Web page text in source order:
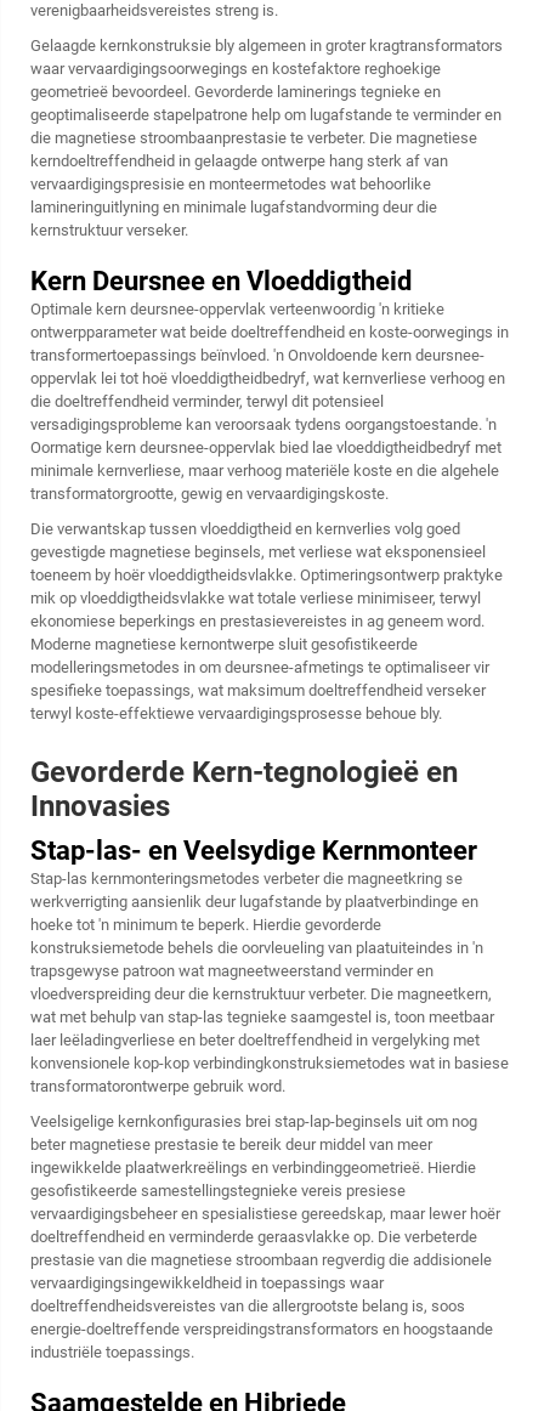
verenigbaarheidsvereistes streng is.
Gelaagde kernkonstruksie bly algemeen in groter kragtransformators
waar vervaardigingsoorwegings en kostefaktore reghoekige
geometrieë bevoordeel. Gevorderde laminerings tegnieke en
geoptimaliseerde stapelpatrone help om lugafstande te verminder en
die magnetiese stroombaanprestasie te verbeter. Die magnetiese
kerndoeltreffendheid in gelaagde ontwerpe hang sterk af van
vervaardigingspresisie en monteermetodes wat behoorlike
lamineringuitlyning en minimale lugafstandvorming deur die
kernstruktuur verseker.
Kern Deursnee en Vloeddigtheid
Optimale kern deursnee-oppervlak verteenwoordig 'n kritieke
ontwerpparameter wat beide doeltreffendheid en koste-oorwegings in
transformertoepassings beïnvloed. 'n Onvoldoende kern deursnee-
oppervlak lei tot hoë vloeddigtheidbedryf, wat kernverliese verhoog en
die doeltreffendheid verminder, terwyl dit potensieel
versadigingsprobleme kan veroorsaak tydens oorgangstoestande. 'n
Oormatige kern deursnee-oppervlak bied lae vloeddigtheidbedryf met
minimale kernverliese, maar verhoog materiële koste en die algehele
transformatorgrootte, gewig en vervaardigingskoste.
Die verwantskap tussen vloeddigtheid en kernverlies volg goed
gevestigde magnetiese beginsels, met verliese wat eksponensieel
toeneem by hoër vloeddigtheidsvlakke. Optimeringsontwerp praktyke
mik op vloeddigtheidsvlakke wat totale verliese minimiseer, terwyl
ekonomiese beperkings en prestasievereistes in ag geneem word.
Moderne magnetiese kernontwerpe sluit gesofistikeerde
modelleringsmetodes in om deursnee-afmetings te optimaliseer vir
spesifieke toepassings, wat maksimum doeltreffendheid verseker
terwyl koste-effektiewe vervaardigingsprosesse behoue bly.
Gevorderde Kern-tegnologieë en
Innovasies
Stap-las- en Veelsydige Kernmonteer
Stap-las kernmonteringsmetodes verbeter die magneetkring se
werkverrigting aansienlik deur lugafstande by plaatverbindinge en
hoeke tot 'n minimum te beperk. Hierdie gevorderde
konstruksiemetode behels die oorvleueling van plaatuiteindes in 'n
trapsgewyse patroon wat magneetweerstand verminder en
vloedverspreiding deur die kernstruktuur verbeter. Die magneetkern,
wat met behulp van stap-las tegnieke saamgestel is, toon meetbaar
laer leëladingverliese en beter doeltreffendheid in vergelyking met
konvensionele kop-kop verbindingkonstruksiemetodes wat in basiese
transformatorontwerpe gebruik word.
Veelsigelige kernkonfigurasies brei stap-lap-beginsels uit om nog
beter magnetiese prestasie te bereik deur middel van meer
ingewikkelde plaatwerkreëlings en verbindinggeometrieë. Hierdie
gesofistikeerde samestellingstegnieke vereis presiese
vervaardigingsbeheer en spesialistiese gereedskap, maar lewer hoër
doeltreffendheid en verminderde geraasvlakke op. Die verbeterde
prestasie van die magnetiese stroombaan regverdig die addisionele
vervaardigingsingewikkeldheid in toepassings waar
doeltreffendheidsvereistes van die allergrootste belang is, soos
energie-doeltreffende verspreidingstransformators en hoogstaande
industriële toepassings.
Saamgestelde en Hibriede